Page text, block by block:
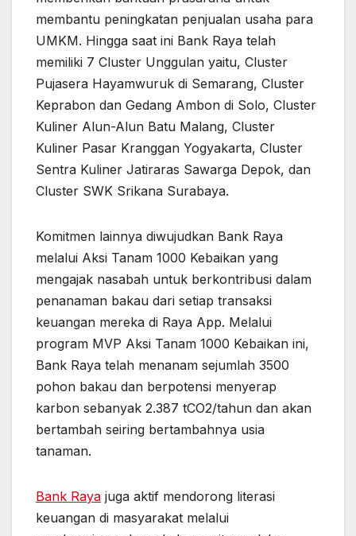
membantu peningkatan penjualan usaha para
UMKM. Hingga saat ini Bank Raya telah
memiliki 7 Cluster Unggulan yaitu, Cluster
Pujasera Hayamwuruk di Semarang, Cluster
Keprabon dan Gedang Ambon di Solo, Cluster
Kuliner Alun-Alun Batu Malang, Cluster
Kuliner Pasar Kranggan Yogyakarta, Cluster
Sentra Kuliner Jatiraras Sawarga Depok, dan
Cluster SWK Srikana Surabaya.
Komitmen lainnya diwujudkan Bank Raya
melalui Aksi Tanam 1000 Kebaikan yang
mengajak nasabah untuk berkontribusi dalam
penanaman bakau dari setiap transaksi
keuangan mereka di Raya App. Melalui
program MVP Aksi Tanam 1000 Kebaikan ini,
Bank Raya telah menanam sejumlah 3500
pohon bakau dan berpotensi menyerap
karbon sebanyak 2.387 tCO2/tahun dan akan
bertambah seiring bertambahnya usia
tanaman.
Bank Raya juga aktif mendorong literasi
keuangan di masyarakat melalui